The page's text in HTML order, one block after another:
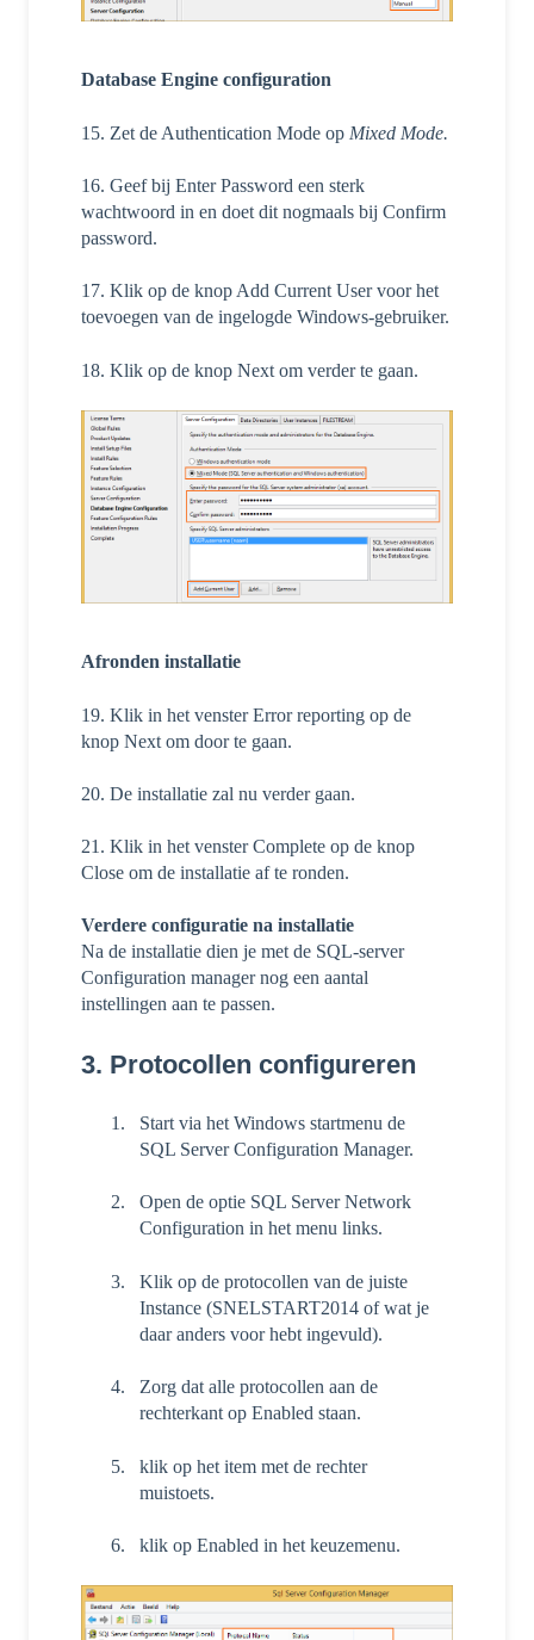
Database Engine configuration
15. Zet de Authentication Mode op Mixed Mode.
16. Geef bij Enter Password een sterk
wachtwoord in en doet dit nogmaals bij Confirm
password.
17. Klik op de knop Add Current User voor het
toevoegen van de ingelogde Windows-gebruiker.
18. Klik op de knop Next om verder te gaan.
Afronden installatie
19. Klik in het venster Error reporting op de
knop Next om door te gaan.
20. De installatie zal nu verder gaan.
21. Klik in het venster Complete op de knop
Close om de installatie af te ronden.
Verdere configuratie na installatie
Na de installatie dien je met de SQL-server
Configuration manager nog een aantal
instellingen aan te passen.
3. Protocollen configureren
Start via het Windows startmenu de
SQL Server Configuration Manager.
Open de optie SQL Server Network
Configuration in het menu links.
Klik op de protocollen van de juiste
Instance (SNELSTART2014 of wat je
daar anders voor hebt ingevuld).
Zorg dat alle protocollen aan de
rechterkant op Enabled staan.
klik op het item met de rechter
muistoets.
klik op Enabled in het keuzemenu.